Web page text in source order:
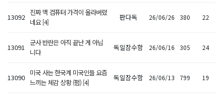
13092
진짜 맥 컴퓨터 가격이 올라버렸
네요 [4]
판다독 26/06/26 380 22
13091
군사 반란은 아직 끝난 게 아닙
니다
독일잠수함 26/06/16 305 24
13090
미국 사는 한국계 미국인들 요즘
느끼는 체감 상황 (펌) [4]
독일잠수함 26/06/13 799 19